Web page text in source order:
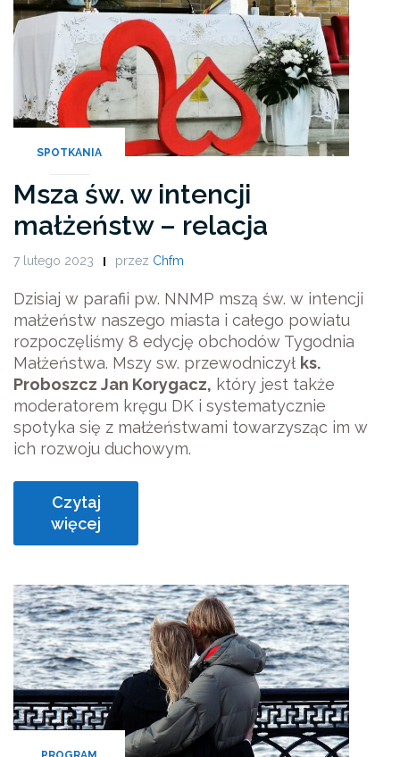
SPOTKANIA
Msza św. w intencji
małżeństw – relacja
7 lutego 2023 przez Chfm
Dzisiaj w parafii pw. NNMP mszą św. w intencji
małżeństw naszego miasta i całego powiatu
rozpoczęliśmy 8 edycję obchodów Tygodnia
Małżeństwa. Mszy sw. przewodniczył ks.
Proboszcz Jan Korygacz, który jest także
moderatorem kręgu DK i systematycznie
spotyka się z małżeństwami towarzysząc im w
ich rozwoju duchowym.
Czytaj
więcej